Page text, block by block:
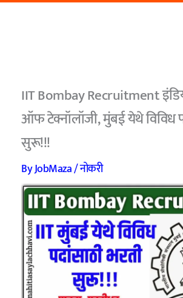
IIT Bombay Recruitment
ऑफ टेक्नॉलॉजी, मुंबई येथे विविध
सुरू!!!
ByJobMaza/नोकरी